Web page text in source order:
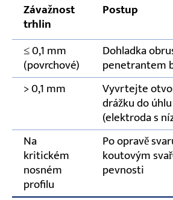
Závažnost
trhlin
Postup
≤ 0,1 mm
(povrchové)
Dohladka
penetrantem
> 0,1 mm
Vyvrtejte
drážku do
(elektroda s
Na
kritickém
nosném
profilu
Po opravě
koutovým
pevnosti